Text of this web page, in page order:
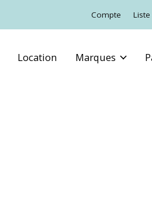
Compte
Location Marques